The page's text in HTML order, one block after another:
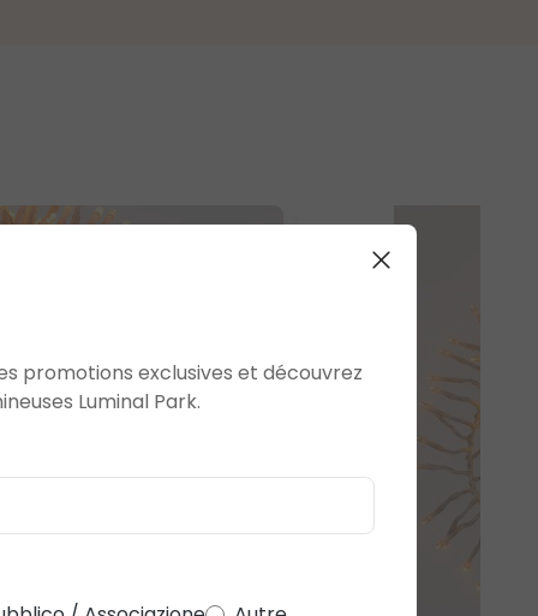
promotions exclusives et découvrez
Luminal Park.